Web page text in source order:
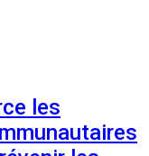
les